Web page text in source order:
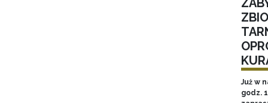
Już w
godz.